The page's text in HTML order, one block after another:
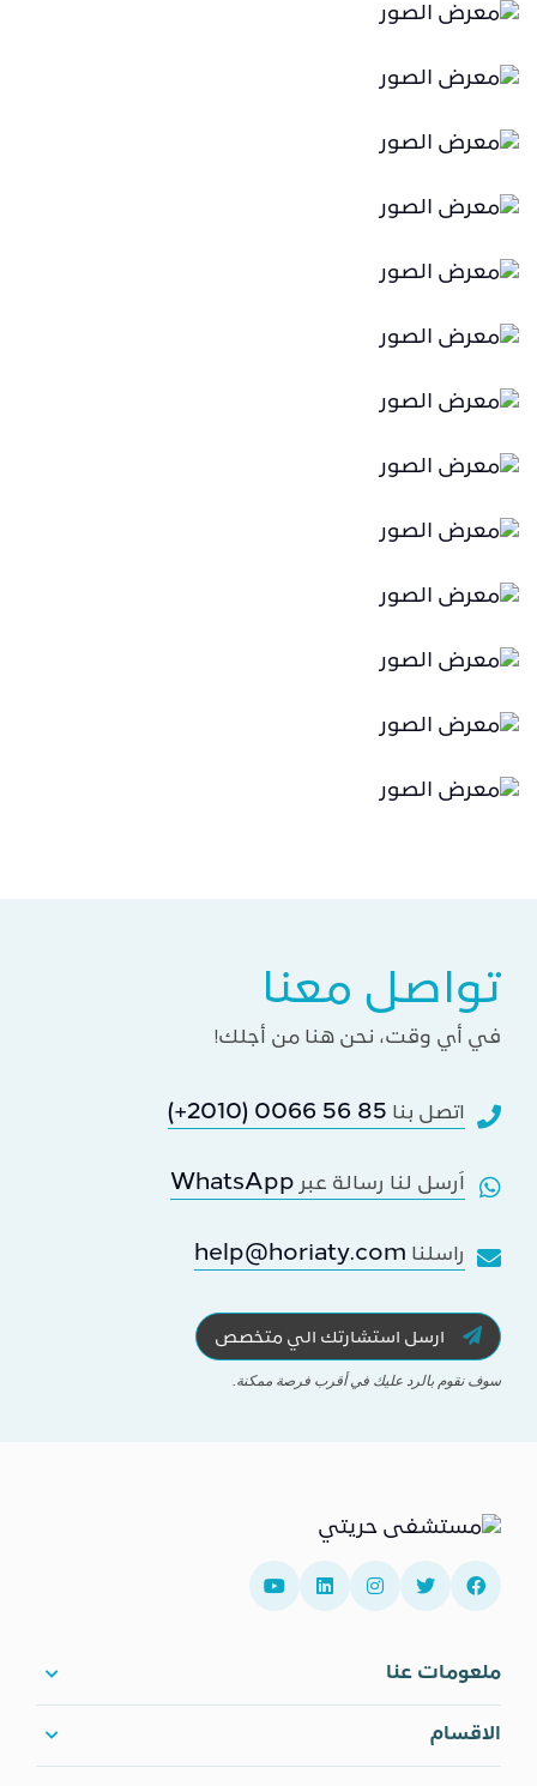
تواصل معنا
في أي وقت، نحن هنا من أجلك!
اتصل بنا (+2010) 0066 56 85
اَرسل لنا رسالة عبر WhatsApp
راسلنا help@horiaty.com
ارسل استشارتك الي متخصص
سوف نقوم بالرد عليك في أقرب فرصة ممكنة.
ملعومات عنا
الاقسام